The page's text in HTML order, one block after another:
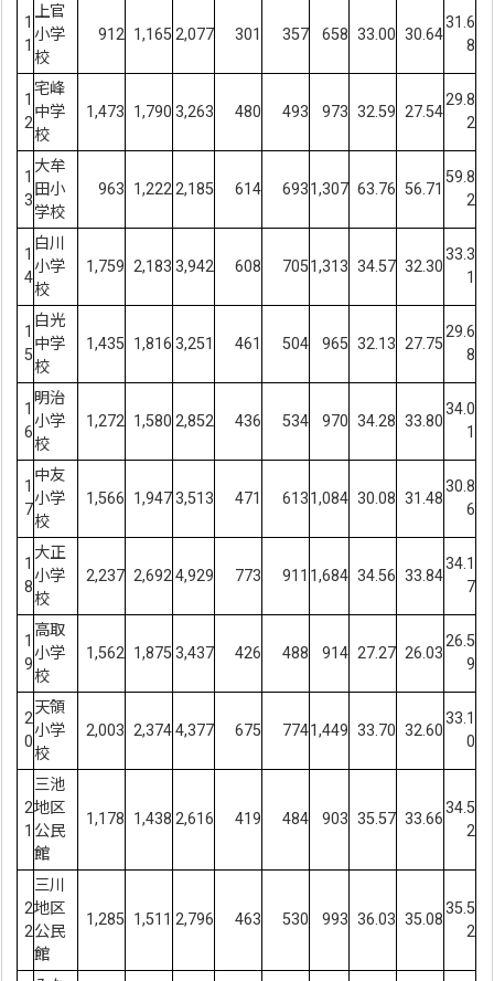
1
1
上官
小学
校
912 1,165 2,077 301 357 658 33.00 30.64
31.6
8
1
2
宅峰
中学
校
1,473 1,790 3,263 480 493 973 32.59 27.54
29.8
2
1
3
大牟
田小
学校
963 1,222 2,185 614 6931,307 63.76 56.71
59.8
2
1
4
白川
小学
校
1,759 2,183 3,942 608 7051,313 34.57 32.30
33.3
1
1
5
白光
中学
校
1,435 1,816 3,251 461 504 965 32.13 27.75
29.6
8
1
6
明治
小学
校
1,272 1,580 2,852 436 534 970 34.28 33.80
34.0
1
1
7
中友
小学
校
1,566 1,947 3,513 471 6131,084 30.08 31.48
30.8
6
1
8
大正
小学
校
2,237 2,692 4,929 773 911 1,684 34.56 33.84
34.1
7
1
9
高取
小学
校
1,562 1,875 3,437 426 488 914 27.27 26.03
26.5
9
2
0
天領
小学
校
2,003 2,374 4,377 675 7741,449 33.70 32.60
33.1
0
2
1
三池
地区
公民
館
1,178 1,438 2,616 419 484 903 35.57 33.66
34.5
2
2
2
三川
地区
公民
館
1,285 1,511 2,796 463 530 993 36.03 35.08
35.5
2